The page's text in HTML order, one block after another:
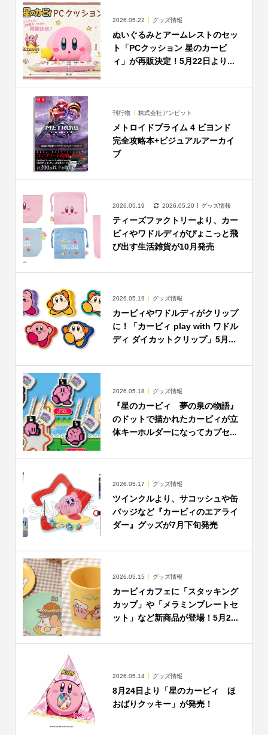
2026.05.22 グッズ情報
ぬいぐるみとアームレストのセッ
ト「PCクッション 星のカービ
ィ」が再販決定！5月22日より...
刊行物 株式会社アンビット
メトロイドプライム 4 ビヨンド
完全攻略本+ビジュアルアーカイ
ブ
2026.05.19 2026.05.20 グッズ情報
ティーズファクトリーより、カー
ビィやワドルディがぴょこっと飛
び出す生活雑貨が10月発売
2026.05.19 グッズ情報
カービィやワドルディがクリップ
に！「カービィ play with ワドル
ディ ダイカットクリップ」5月...
2026.05.18 グッズ情報
『星のカービィ 夢の泉の物語』
のドットで描かれたカービィが立
体キーホルダーになってカプセ...
2026.05.17 グッズ情報
ツインクルより、サコッシュや缶
バッジなど『カービィのエアライ
ダー』グッズが7月下旬発売
2026.05.15 グッズ情報
カービィカフェに「スタッキング
カップ」や「メラミンプレートセ
ット」など新商品が登場！5月2...
2026.05.14 グッズ情報
8月24日より「星のカービィ ほ
おばりクッキー」が発売！